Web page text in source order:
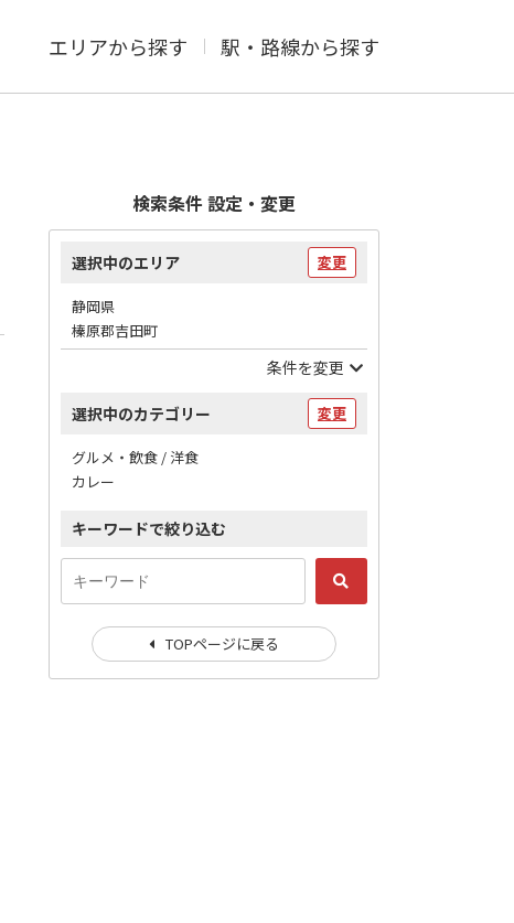
エリアから探す 駅・路線から探す
検索条件 設定・変更
選択中のエリア 変更
静岡県
榛原郡吉田町
条件を変更
選択中のカテゴリー 変更
グルメ・飲食 / 洋食
カレー
キーワードで絞り込む
TOPページに戻る